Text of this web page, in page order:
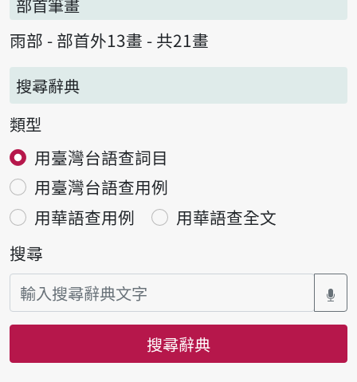
雨部 - 部首外13畫 - 共21畫
搜尋辭典
類型
用臺灣台語查詞目
用臺灣台語查用例
用華語查用例
用華語查全文
搜尋
搜尋辭典